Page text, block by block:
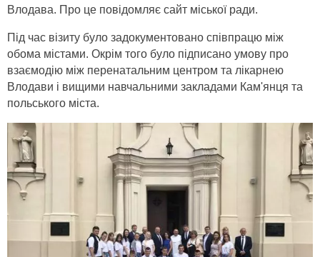
Влодава. Про це повідомляє сайт міської ради.
Під час візиту було задокументовано співпрацю між
обома містами. Окрім того було підписано умову про
взаємодію між перенатальним центром та лікарнею
Влодави і вищими навчальними закладами Кам'янця та
польського міста.